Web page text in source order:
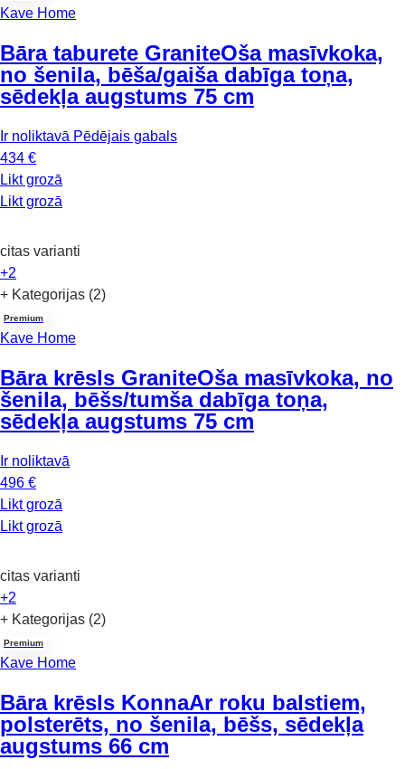
Kave Home
Bāra taburete GraniteOša masīvkoka,
no šenila, bēša/gaiša dabīga toņa,
sēdekļa augstums 75 cm
Ir noliktavā Pēdējais gabals
434 €
Likt grozā
Likt grozā
citas varianti
+2
+ Kategorijas (2)
Premium
Kave Home
Bāra krēsls GraniteOša masīvkoka, no
šenila, bēšs/tumša dabīga toņa,
sēdekļa augstums 75 cm
Ir noliktavā
496 €
Likt grozā
Likt grozā
citas varianti
+2
+ Kategorijas (2)
Premium
Kave Home
Bāra krēsls KonnaAr roku balstiem,
polsterēts, no šenila, bēšs, sēdekļa
augstums 66 cm